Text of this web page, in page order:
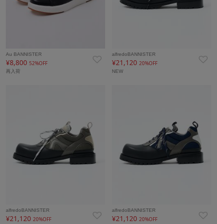
Au BANNISTER
¥8,800 52%OFF
再入荷
alfredoBANNISTER
¥21,12020%OFF
NEW
alfredoBANNISTER
¥21,120 20%OFF
alfredoBANNISTER
¥21,12020%OFF